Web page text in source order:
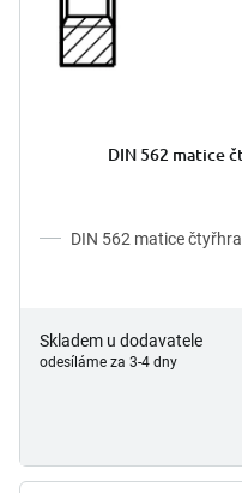
DIN 562 matice
DIN 562 matice
Skladem u dodavatele
odesíláme za 3-4 dny